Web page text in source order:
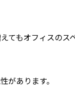
てもオフィスのス
があります。